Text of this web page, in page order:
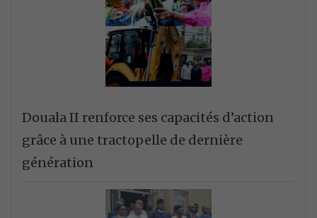
Douala II renforce ses capacités d’action
grâce à une tractopelle de dernière
génération